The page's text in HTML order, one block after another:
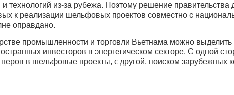
технологий из-за рубежа. Поэтому решение правительства
к реализации шельфовых проектов совместно с
оправдано.
промышленности и торговли Вьетнама можно
инвесторов в энергетическом секторе. С одной
в шельфовые проекты, с другой, поиском зарубежных